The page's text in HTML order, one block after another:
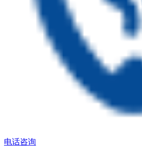
电话咨询